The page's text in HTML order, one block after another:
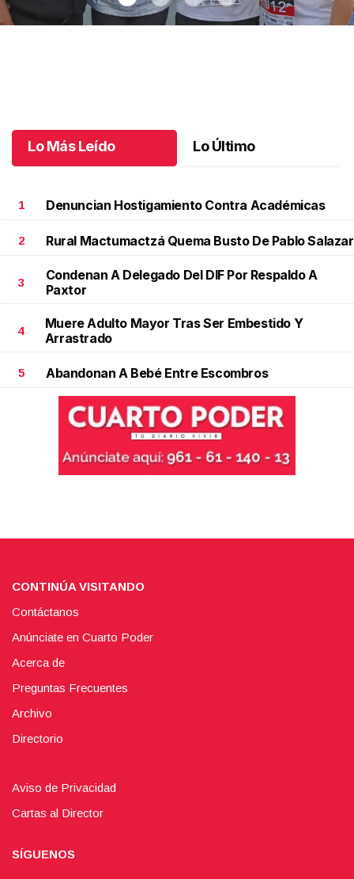
Julio 07 lLo Más Leído Lo Último
1 Denuncian Hostigamiento Contra Académicas
2 Rural Mactumactzá Quema Busto De Pablo Salazar
3
Condenan A Delegado Del DIF Por Respaldo A
Paxtor
4
Muere Adulto Mayor Tras Ser Embestido Y
Arrastrado
5 Abandonan A Bebé Entre Escombros
CONTINÚA VISITANDO
Contáctanos
Anúnciate en Cuarto Poder
Acerca de
Preguntas Frecuentes
Archivo
Directorio
Aviso de Privacidad
Cartas al Director
SÍGUENOS